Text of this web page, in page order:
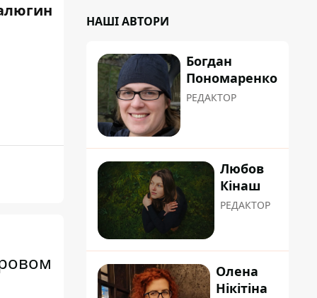
НАШІ АВТОРИ
Богдан
Пономаренко
РЕДАКТОР
Любов
Кінаш
РЕДАКТОР
Олена
Нікітіна